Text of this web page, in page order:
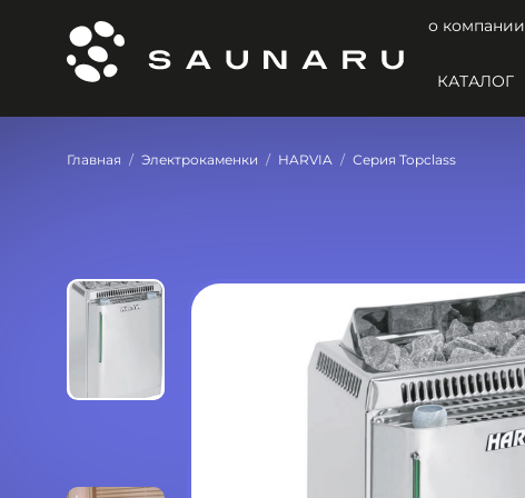
о компании
КАТАЛОГ
Главная Электрокаменки HARVIA Серия Topclass